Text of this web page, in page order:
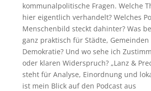
kommunalpolitische Fragen. Welche
hier eigentlich verhandelt? Welches
Menschenbild steckt dahinter? Was
ganz praktisch für Städte,
Demokratie? Und wo sehe ich
oder klaren Widerspruch? „Lanz &
steht für Analyse, Einordnung und
ist mein Blick auf den Podcast aus